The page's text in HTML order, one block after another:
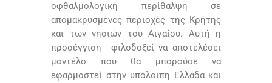
οφθαλμολογική περίθαλψη σε
απομακρυσμένες περιοχές της Κρήτης
και των νησιών του Αιγαίου. Αυτή η
προσέγγιση φιλοδοξεί να αποτελέσει
μοντέλο που θα μπορούσε να
εφαρμοστεί στην υπόλοιπη Ελλάδα και